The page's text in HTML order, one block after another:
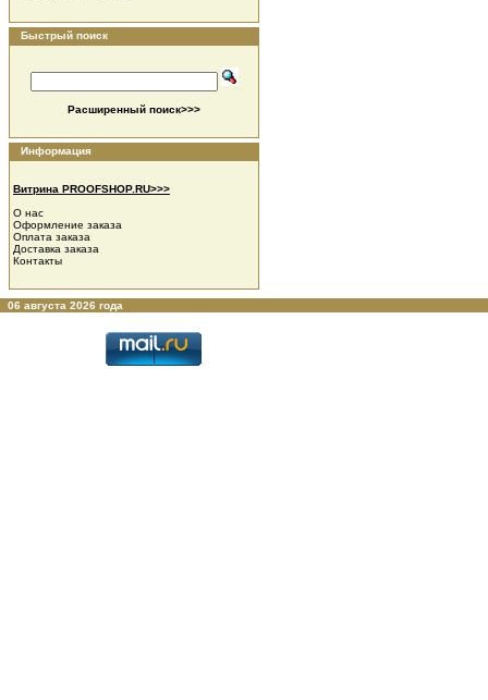
Быстрый поиск
Расширенный поиск>>>
Информация
Витрина PROOFSHOP.RU>>>
О нас
Оформление заказа
Оплата заказа
Доставка заказа
Контакты
06 августа 2026 года